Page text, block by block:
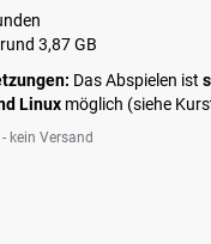
rund 3,87 GB
Das Abspielen ist
Linux möglich (siehe
kein Versand